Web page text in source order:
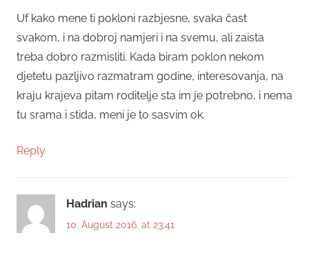
Uf kako mene ti pokloni razbjesne, svaka čast
svakom, i na dobroj namjeri i na svemu, ali zaista
treba dobro razmisliti. Kada biram poklon nekom
djetetu pazljivo razmatram godine, interesovanja, na
kraju krajeva pitam roditelje sta im je potrebno, i nema
tu srama i stida, meni je to sasvim ok.
Reply
Hadrian says:
10. August 2016. at 23:41